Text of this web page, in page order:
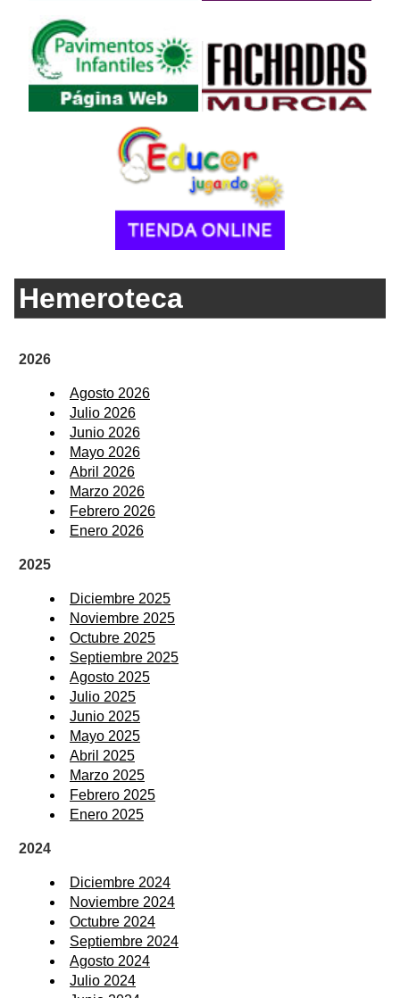
Hemeroteca
2026
Agosto 2026
Julio 2026
Junio 2026
Mayo 2026
Abril 2026
Marzo 2026
Febrero 2026
Enero 2026
2025
Diciembre 2025
Noviembre 2025
Octubre 2025
Septiembre 2025
Agosto 2025
Julio 2025
Junio 2025
Mayo 2025
Abril 2025
Marzo 2025
Febrero 2025
Enero 2025
2024
Diciembre 2024
Noviembre 2024
Octubre 2024
Septiembre 2024
Agosto 2024
Julio 2024